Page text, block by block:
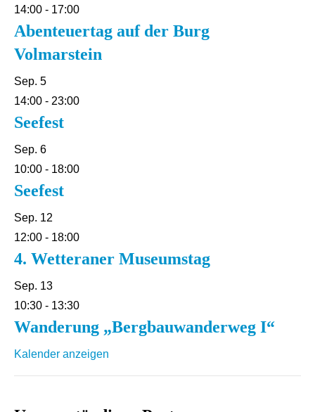
14:00 - 17:00
Abenteuertag auf der Burg
Volmarstein
Sep. 5
14:00 - 23:00
Seefest
Sep. 6
10:00 - 18:00
Seefest
Sep. 12
12:00 - 18:00
4. Wetteraner Museumstag
Sep. 13
10:30 - 13:30
Wanderung „Bergbauwanderweg I“
Kalender anzeigen